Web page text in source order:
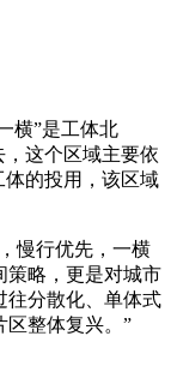
横”是工体北
，这个区域主要依
体的投用，该区域
慢行优先，一横
策略，更是对城市
分散化、单体式
区整体复兴。”